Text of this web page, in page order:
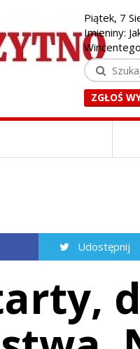
Piątek, 7
Imieniny:
ZGŁOŚ
Udostępnij